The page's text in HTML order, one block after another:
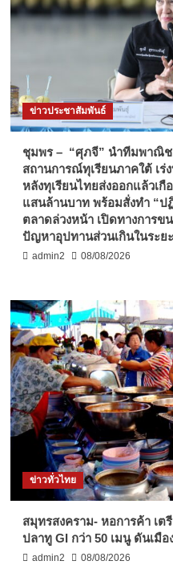
ข่าวประชาสัมพันธ์
ชุมพร – “ศุภจี” นำทีมพาณิ
สถานการณ์ทุเรียนภาคใต้ เร่
หลังทุเรียนไทยส่งออกแล้วเกื
แสนล้านบาท พร้อมสั่งทำ “ป
ตลาดล่วงหน้า เปิดทางการ
ปัญหาอุปทานส่วนเกินในระย
admin2 08/08/2026
ข่าวทั่วไทย
สมุทรสงคราม- หอการค้า เ
ปลาทู GI กว่า 50 เมนู ดันเมื
admin2 08/08/2026